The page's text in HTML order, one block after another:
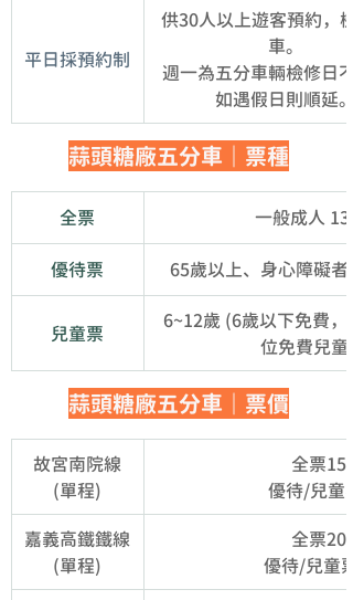
平日採預約制
供30人以上遊客預約，機
車。
週一為五分車輛檢修日不
如遇假日則順延。
蒜頭糖廠五分車｜票種
全票 一般成人
優待票 65歲以上、身心障礙者
兒童票
6~12歲 (6歲以下免費，
位免費兒童
蒜頭糖廠五分車｜票價
故宮南院線
(單程)
全票
優待/兒童
嘉義高鐵鐵線
(單程)
全票
優待/兒童